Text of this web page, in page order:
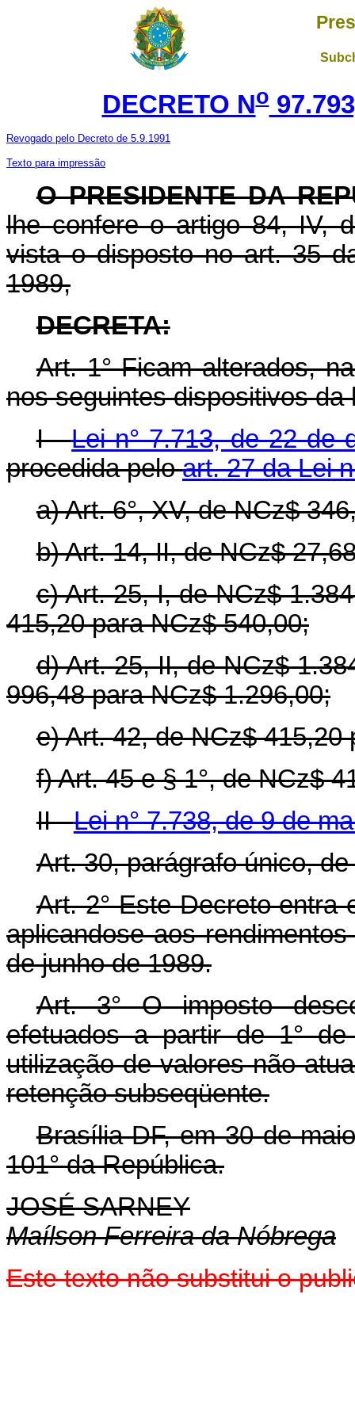
DECRETO No
Revogado pelo Decreto de 5.9.1991
Texto para impressão
O PRESIDENTE DA
lhe confere o artigo 84, IV,
vista o disposto no art. 35
1989,
DECRETA:
Art. 1° Ficam alterados,
nos seguintes dispositivos
I -Lei n° 7.713, de 22 de
procedida peloart. 27 da Lei
a) Art. 6°, XV, de NCz$
b) Art. 14, II, de NCz$
c) Art. 25, I, de NCz$
415,20 para NCz$ 540,00;
d) Art. 25, II, de NCz$
996,48 para NCz$ 1.296,00;
e) Art. 42, de NCz$ 415,20
f) Art. 45 e § 1°, de NCz$
II -Lei n° 7.738, de 9 de
Art. 30, parágrafo único,
Art. 2° Este Decreto entra
aplicando­se aos
de junho de 1989.
Art. 3° O imposto
efetuados a partir de 1°
utilização de valores não
retenção subseqüente.
Brasília-DF, em 30 de
101° da República.
JOSÉ SARNEY
Maílson Ferreira da Nóbrega
Este texto não substitui o